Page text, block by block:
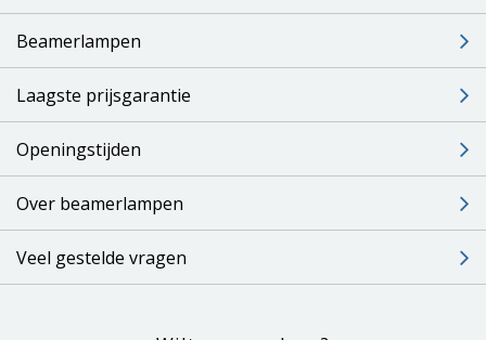
Beamerlampen
Laagste prijsgarantie
Openingstijden
Over beamerlampen
Veel gestelde vragen